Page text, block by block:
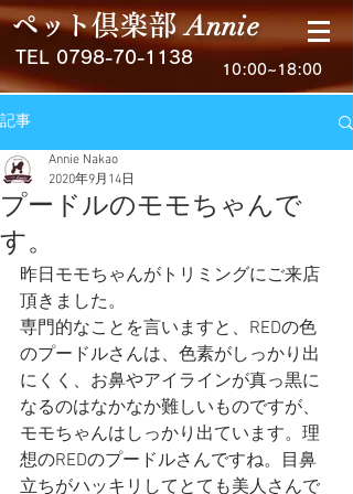
ペット倶楽部Annie
TEL 0798-70-1138
10:00~18:00
記事
プードルのモモちゃんで
す。
Annie Nakao
2020年9月14日
昨日モモちゃんがトリミングにご来店
頂きました。
専門的なことを言いますと、REDの色
のプードルさんは、色素がしっかり出
にくく、お鼻やアイラインが真っ黒に
なるのはなかなか難しいものですが、
モモちゃんはしっかり出ています。理
想のREDのプードルさんですね。目鼻
立ちがハッキリしてとても美人さんで